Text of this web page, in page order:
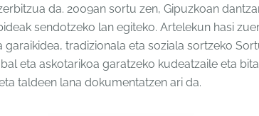
da. 2009an sortu zen, Gipuzkoan
sendotzeko lan egiteko. Artelekun hasi
tradizionala eta soziala sortzeko
eta askotarikoa garatzeko kudeatzaile eta
taldeen lana dokumentatzen ari da.